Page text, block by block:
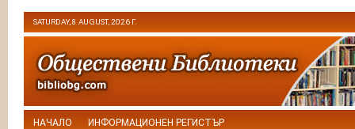
SATURDAY, 8 AUGUST, 2026 Г.
НАЧАЛО ИНФОРМАЦИОНЕН РЕГИСТЪР